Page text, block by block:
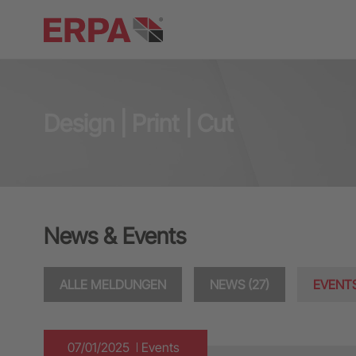
News & Events
ALLE MELDUNGEN NEWS (27)
07/01/2025 Events